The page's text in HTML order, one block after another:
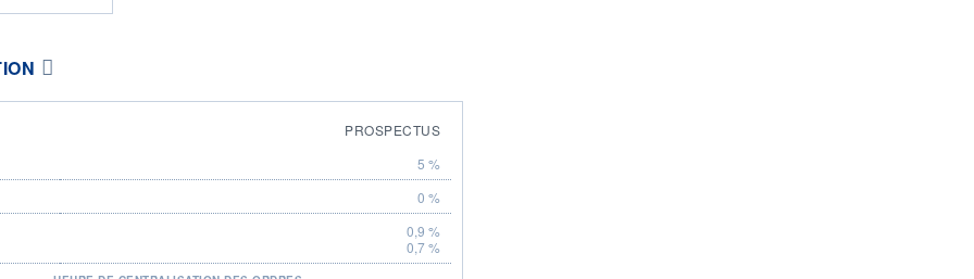
PROSPECTUS
5 %
0 %
0,9 %
0,7 %